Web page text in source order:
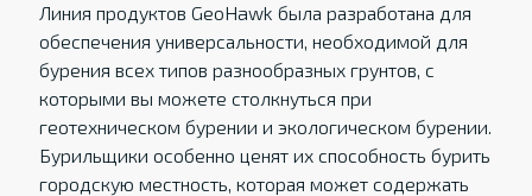
Линия продуктов GeoHawk была разработана для
обеспечения универсальности, необходимой для
бурения всех типов разнообразных грунтов, с
которыми вы можете столкнуться при
геотехническом бурении и экологическом бурении.
Бурильщики особенно ценят их способность бурить
городскую местность, которая может содержать